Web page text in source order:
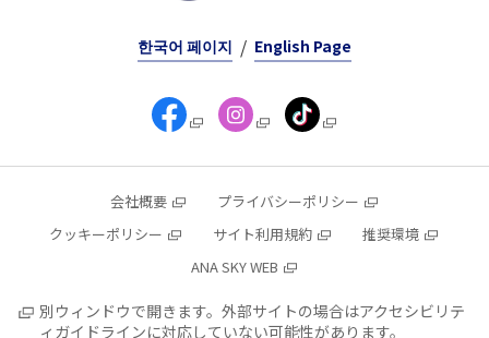
한국어 페이지 English Page
会社概要
プライバシーポリシー
クッキーポリシー
サイト利用規約
推奨環境
ANA SKY WEB
別ウィンドウで開きます。外部サイトの場合はアクセシビリテ
ィガイドラインに対応していない可能性があります。